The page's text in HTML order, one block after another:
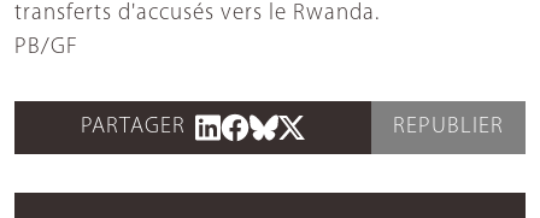
transferts d'accusés vers le Rwanda.
PB/GF
PARTAGER REPUBLIER